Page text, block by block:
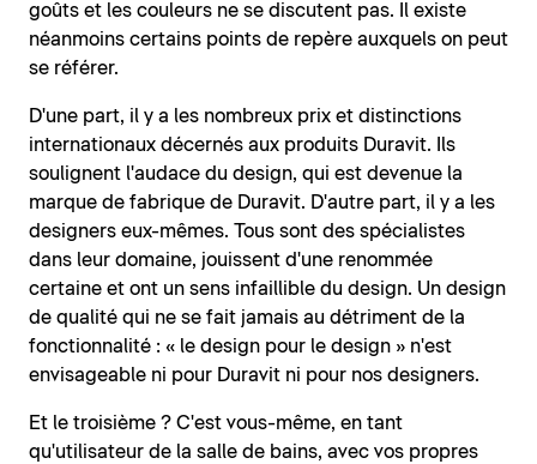
goûts et les couleurs ne se discutent pas. Il existe
néanmoins certains points de repère auxquels on peut
se référer.
D'une part, il y a les nombreux prix et distinctions
internationaux décernés aux produits Duravit. Ils
soulignent l'audace du design, qui est devenue la
marque de fabrique de Duravit. D'autre part, il y a les
designers eux-mêmes. Tous sont des spécialistes
dans leur domaine, jouissent d'une renommée
certaine et ont un sens infaillible du design. Un design
de qualité qui ne se fait jamais au détriment de la
fonctionnalité : « le design pour le design » n'est
envisageable ni pour Duravit ni pour nos designers.
Et le troisième ? C'est vous-même, en tant
qu'utilisateur de la salle de bains, avec vos propres